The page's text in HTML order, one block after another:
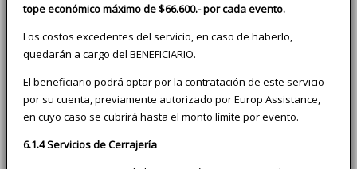
tope económico máximo de $66.600.- por cada evento.
Los costos excedentes del servicio, en caso de haberlo,
quedarán a cargo del BENEFICIARIO.
El beneficiario podrá optar por la contratación de este servicio
por su cuenta, previamente autorizado por Europ Assistance,
en cuyo caso se cubrirá hasta el monto límite por evento.
6.1.4 Servicios de Cerrajería